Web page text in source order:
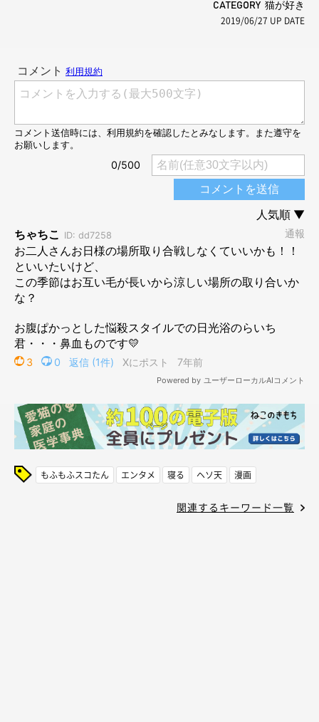
CATEGORY 猫が好き
2019/06/27 UP DATE
もふもふスコたん エンタメ 寝る ヘソ天 漫画
関連するキーワード一覧